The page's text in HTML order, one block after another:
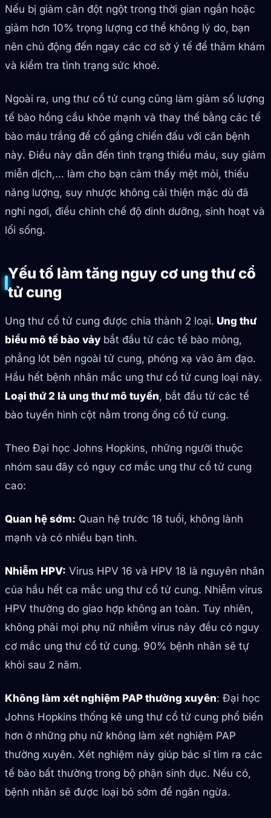
Nếu bị giảm cân đột ngột trong thời gian ngắn hoặc
giảm hơn 10% trọng lượng cơ thể không lý do, bạn
nên chủ động đến ngay các cơ sở ý tế để thăm khám
và kiểm tra tình trạng sức khoẻ.
Ngoài ra, ung thư cổ tử cung cũng làm giảm số lượng
tế bào hồng cầu khỏe mạnh và thay thế bằng các tế
bào máu trắng để cố gắng chiến đấu với căn bệnh
này. Điều này dẫn đến tình trạng thiếu máu, suy giảm
miễn dịch,… làm cho bạn cảm thấy mệt mỏi, thiếu
năng lượng, suy nhược không cải thiện mặc dù đã
nghỉ ngơi, điều chỉnh chế độ dinh dưỡng, sinh hoạt và
lối sống.
Yếu tố làm tăng nguy cơ ung thư cổ
tử cung
Ung thư cổ tử cung được chia thành 2 loại. Ung thư
biểu mô tế bào vảy bắt đầu từ các tế bào mỏng,
phẳng lót bên ngoài tử cung, phóng xạ vào âm đạo.
Hầu hết bệnh nhân mắc ung thư cổ tử cung loại này.
Loại thứ 2 là ung thư mô tuyến, bắt đầu từ các tế
bào tuyến hình cột nằm trong ống cổ tử cung.
Theo Đại học Johns Hopkins, những người thuộc
nhóm sau đây có nguy cơ mắc ung thư cổ tử cung
cao:
Quan hệ sớm: Quan hệ trước 18 tuổi, không lành
mạnh và có nhiều bạn tình.
Nhiễm HPV: Virus HPV 16 và HPV 18 là nguyên nhân
của hầu hết ca mắc ung thư cổ tử cung. Nhiễm virus
HPV thường do giao hợp không an toàn. Tuy nhiên,
không phải mọi phụ nữ nhiễm virus này đều có nguy
cơ mắc ung thư cổ tử cung. 90% bệnh nhân sẽ tự
khỏi sau 2 năm.
Không làm xét nghiệm PAP thường xuyên: Đại học
Johns Hopkins thống kê ung thư cổ tử cung phổ biến
hơn ở những phụ nữ không làm xét nghiệm PAP
thường xuyên. Xét nghiệm này giúp bác sĩ tìm ra các
tế bào bất thường trong bộ phận sinh dục. Nếu có,
bệnh nhân sẽ được loại bỏ sớm để ngăn ngừa.